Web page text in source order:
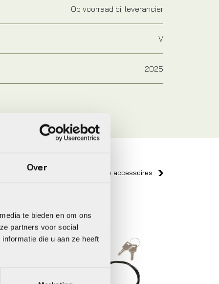
Over
te bieden en om ons
partners voor social
die u aan ze heeft
Op voorraad bij leverancier
V
2025
Bekijk alle accessoires